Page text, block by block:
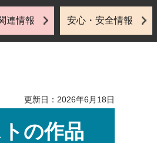
連情報 安心・安全情報
更新日：2026年6月18日
の作品